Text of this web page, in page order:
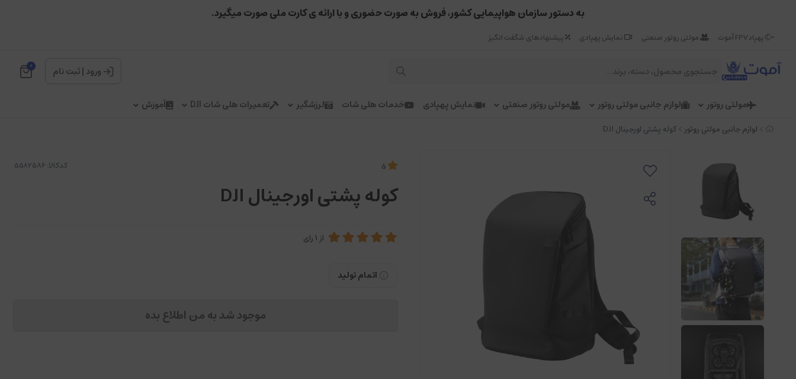
به دستور سازمان هواپیمایی کشور، فروش به صورت حضوری و با ارائه ی کارت ملی صورت میگیرد.
پهپاد FPV آموت مولتی روتور صنعتی نمایش پهپادی پیشنهادهای شگفت انگیز
ورود |ثبت نام 0
مولتی روتور لوازم جانبی مولتی روتور مولتی روتور صنعتی نمایش پهپادی خدمات هلی شات لرزشگیر تعمیرات هلی شات DJI آموزش
لوازم جانبی مولتی روتور کوله پشتی اورجینال DJI
کدکالا:
کوله پشتی اورجینال DJI
از1رای
اتمام تولید
موجود شد به من اطلاع بده